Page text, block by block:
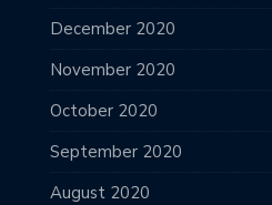
December 2020
November 2020
October 2020
September 2020
August 2020